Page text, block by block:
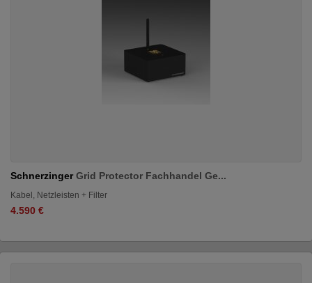
SchnerzingerGrid Protector Fachhandel Ge...
Kabel, Netzleisten + Filter
4.590 €